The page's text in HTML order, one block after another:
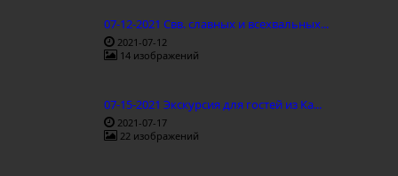
07-12-2021 Свв. славных и всехвальных...
2021-07-12
14 изображений
07-15-2021 Экскурсия для гостей из Ка...
2021-07-17
22 изображений